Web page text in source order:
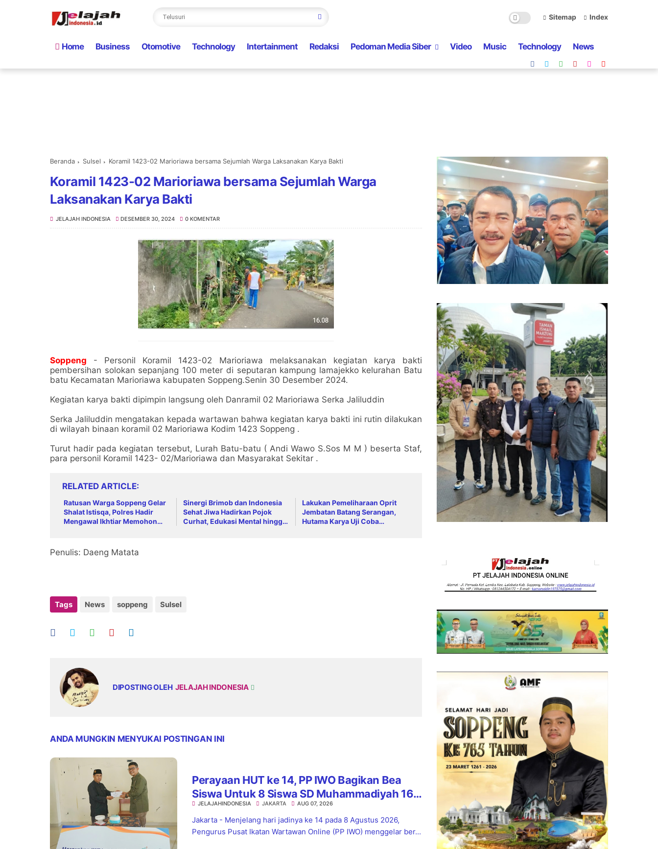
Sitemap Index
Home Business Otomotive Technology Intertainment Redaksi Pedoman Media Siber Video Music Technology News
Beranda Sulsel Koramil 1423-02 Marioriawa bersama Sejumlah Warga Laksanakan Karya Bakti
Koramil 1423-02 Marioriawa bersama Sejumlah Warga
Laksanakan Karya Bakti
JELAJAH INDONESIA DESEMBER 30, 2024 0 KOMENTAR
Soppeng - Personil Koramil 1423-02 Marioriawa melaksanakan kegiatan karya bakti
pembersihan solokan sepanjang 100 meter di seputaran kampung lamajekko kelurahan Batu
batu Kecamatan Marioriawa kabupaten Soppeng.Senin 30 Desember 2024.
Kegiatan karya bakti dipimpin langsung oleh Danramil 02 Marioriawa Serka Jaliluddin
Serka Jaliluddin mengatakan kepada wartawan bahwa kegiatan karya bakti ini rutin dilakukan
di wilayah binaan koramil 02 Marioriawa Kodim 1423 Soppeng .
Turut hadir pada kegiatan tersebut, Lurah Batu-batu ( Andi Wawo S.Sos M M ) beserta Staf,
para personil Koramil 1423- 02/Marioriawa dan Masyarakat Sekitar .
RELATED ARTICLE
Ratusan Warga Soppeng Gelar
Shalat Istisqa, Polres Hadir
Mengawal Ikhtiar Memohon
Sinergi Brimob dan Indonesia
Sehat Jiwa Hadirkan Pojok
Curhat, Edukasi Mental hingga
Lakukan Pemeliharaan Oprit
Jembatan Batang Serangan,
Hutama Karya Uji Coba
Penulis: Daeng Matata
Tags News soppeng Sulsel
DIPOSTING OLEH JELAJAH INDONESIA
ANDA MUNGKIN MENYUKAI POSTINGAN INI
Perayaan HUT ke 14, PP IWO Bagikan Bea
Siswa Untuk 8 Siswa SD Muhammadiyah 16
Jaksel
JELAJAHINDONESIA JAKARTA AUG 07, 2026
Jakarta - Menjelang hari jadinya ke 14 pada 8 Agustus 2026,
Pengurus Pusat Ikatan Wartawan Online (PP IWO) menggelar ber...